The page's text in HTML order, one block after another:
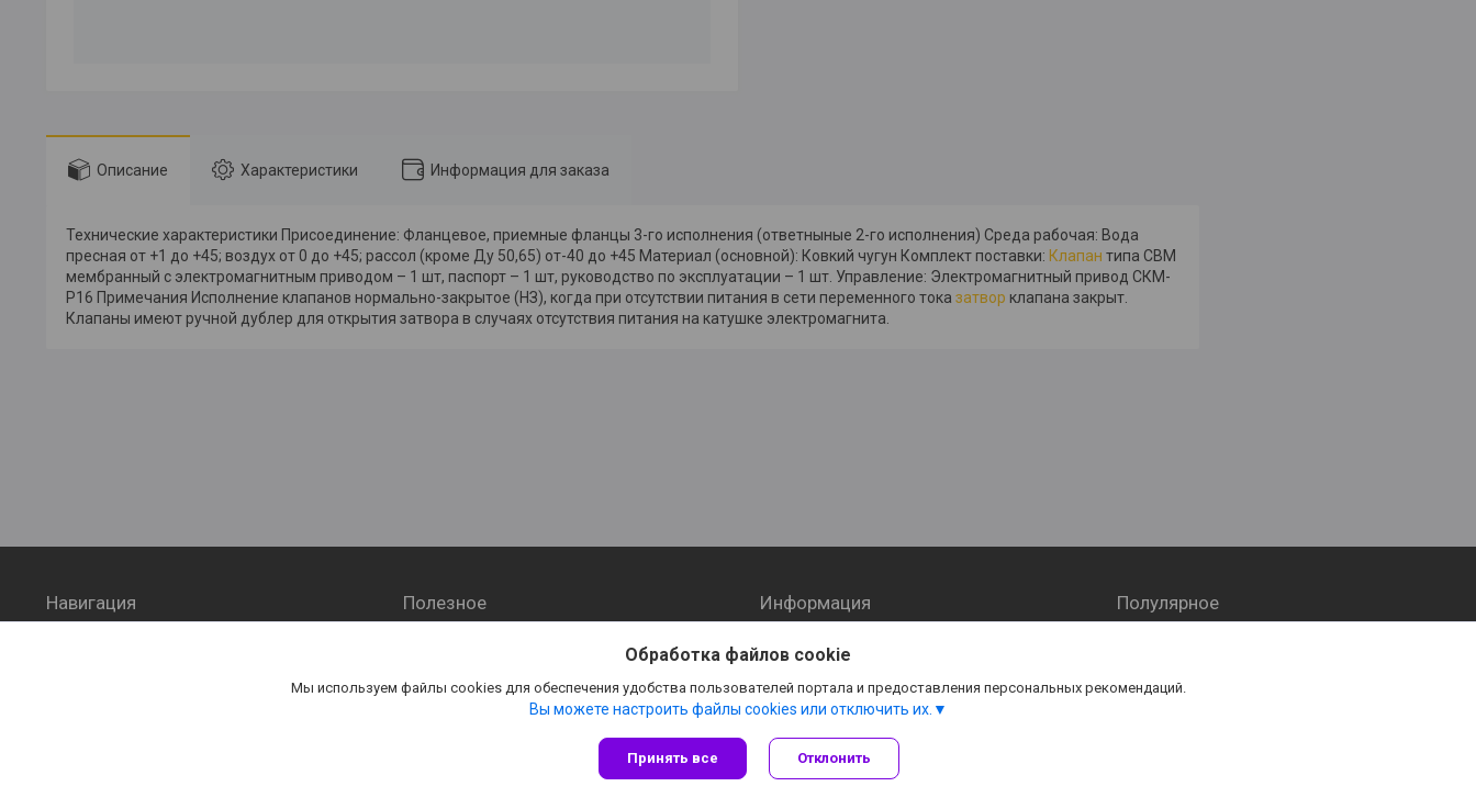
Описание Характеристики Информация для заказа
Технические характеристики Присоединение: Фланцевое, приемные фланцы 3-го исполнения (ответныные 2-го исполнения) Среда рабочая: Вода
пресная от +1 до +45; воздух от 0 до +45; рассол (кроме Ду 50,65) от-40 до +45 Материал (основной): Ковкий чугун Комплект поставки: Клапан типа СВМ
мембранный с электромагнитным приводом – 1 шт, паспорт – 1 шт, руководство по эксплуатации – 1 шт. Управление: Электромагнитный привод СКМ-
Р16 Примечания Исполнение клапанов нормально-закрытое (НЗ), когда при отсутствии питания в сети переменного тока затвор клапана закрыт.
Клапаны имеют ручной дублер для открытия затвора в случаях отсутствия питания на катушке электромагнита.
Навигация Полезное Информация
О компании
Полулярное
Сайт создан на платформе Deal.by
Политика обработки файлов cookies
Обработка файлов cookie
Мы используем файлы cookies для обеспечения удобства пользователей портала и предоставления персональных рекомендаций.
Вы можете настроить файлы cookies или отключить их.
Принять все Отклонить